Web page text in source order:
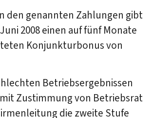
den genannten Zahlungen gibt
2008 einen auf fünf Monate
Konjunkturbonus von
Betriebsergebnissen
Zustimmung von Betriebsrat
die zweite Stufe